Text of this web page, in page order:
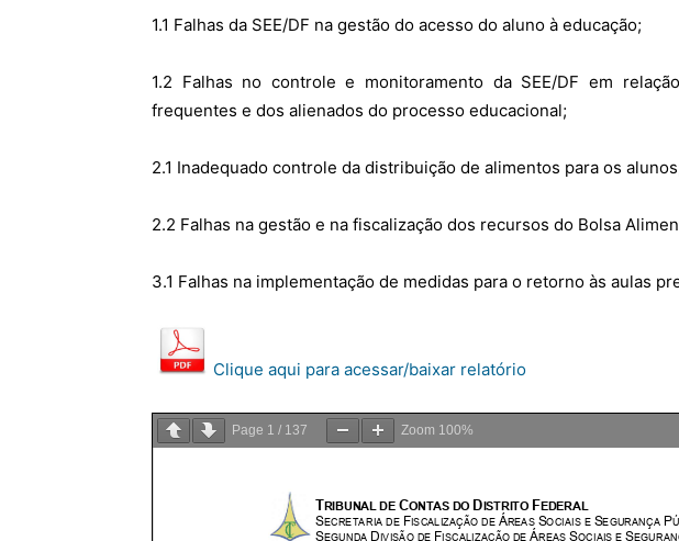
1.1 Falhas da SEE/DF na gestão do acesso do aluno à educação;
1.2 Falhas no controle e monitoramento da SEE/DF em
frequentes e dos alienados do processo educacional;
2.1 Inadequado controle da distribuição de alimentos para os
2.2 Falhas na gestão e na fiscalização dos recursos do Bolsa
3.1 Falhas na implementação de medidas para o retorno às aulas
Clique aqui para acessar/baixar relatório
Page 1 / 137 Zoom 100%